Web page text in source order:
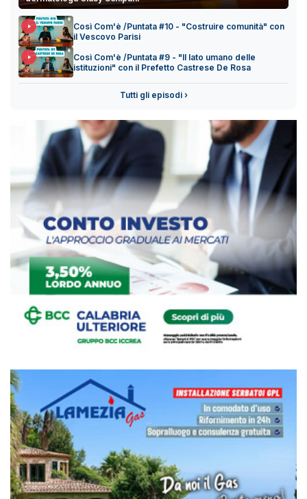
Così Com'è /Puntata #10 - "Costruire comunità" con
il Vescovo Parisi
Così Com'è /Puntata #9 - "Il lato umano delle
istituzioni" con il Prefetto Castrese De Rosa
Tutti gli episodi ›